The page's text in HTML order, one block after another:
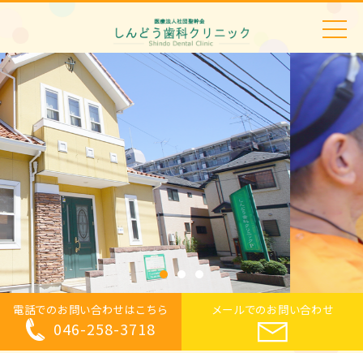
電話でのお問い合わせはこちら
046-258-3718
メールでのお問い合わせ